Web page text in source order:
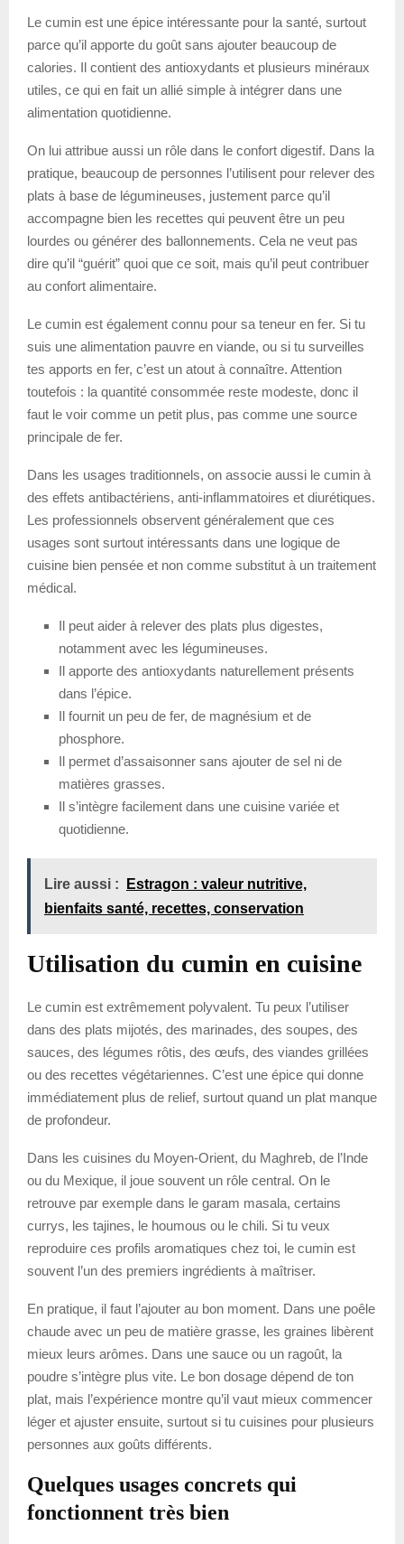
Le cumin est une épice intéressante pour la santé, surtout
parce qu’il apporte du goût sans ajouter beaucoup de
calories. Il contient des antioxydants et plusieurs minéraux
utiles, ce qui en fait un allié simple à intégrer dans une
alimentation quotidienne.
On lui attribue aussi un rôle dans le confort digestif. Dans la
pratique, beaucoup de personnes l’utilisent pour relever des
plats à base de légumineuses, justement parce qu’il
accompagne bien les recettes qui peuvent être un peu
lourdes ou générer des ballonnements. Cela ne veut pas
dire qu’il “guérit” quoi que ce soit, mais qu’il peut contribuer
au confort alimentaire.
Le cumin est également connu pour sa teneur en fer. Si tu
suis une alimentation pauvre en viande, ou si tu surveilles
tes apports en fer, c’est un atout à connaître. Attention
toutefois : la quantité consommée reste modeste, donc il
faut le voir comme un petit plus, pas comme une source
principale de fer.
Dans les usages traditionnels, on associe aussi le cumin à
des effets antibactériens, anti-inflammatoires et diurétiques.
Les professionnels observent généralement que ces
usages sont surtout intéressants dans une logique de
cuisine bien pensée et non comme substitut à un traitement
médical.
Il peut aider à relever des plats plus digestes,
notamment avec les légumineuses.
Il apporte des antioxydants naturellement présents
dans l’épice.
Il fournit un peu de fer, de magnésium et de
phosphore.
Il permet d’assaisonner sans ajouter de sel ni de
matières grasses.
Il s’intègre facilement dans une cuisine variée et
quotidienne.
Lire aussi :
Estragon : valeur nutritive,
bienfaits santé, recettes, conservation
Utilisation du cumin en cuisine
Le cumin est extrêmement polyvalent. Tu peux l’utiliser
dans des plats mijotés, des marinades, des soupes, des
sauces, des légumes rôtis, des œufs, des viandes grillées
ou des recettes végétariennes. C’est une épice qui donne
immédiatement plus de relief, surtout quand un plat manque
de profondeur.
Dans les cuisines du Moyen-Orient, du Maghreb, de l’Inde
ou du Mexique, il joue souvent un rôle central. On le
retrouve par exemple dans le garam masala, certains
currys, les tajines, le houmous ou le chili. Si tu veux
reproduire ces profils aromatiques chez toi, le cumin est
souvent l’un des premiers ingrédients à maîtriser.
En pratique, il faut l’ajouter au bon moment. Dans une poêle
chaude avec un peu de matière grasse, les graines libèrent
mieux leurs arômes. Dans une sauce ou un ragoût, la
poudre s’intègre plus vite. Le bon dosage dépend de ton
plat, mais l’expérience montre qu’il vaut mieux commencer
léger et ajuster ensuite, surtout si tu cuisines pour plusieurs
personnes aux goûts différents.
Quelques usages concrets qui
fonctionnent très bien